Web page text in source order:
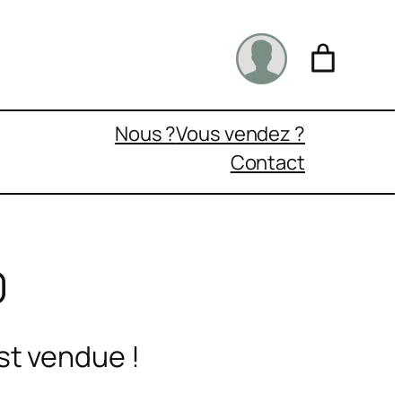
Nous ?Vous vendez ?
Contact
vendue !